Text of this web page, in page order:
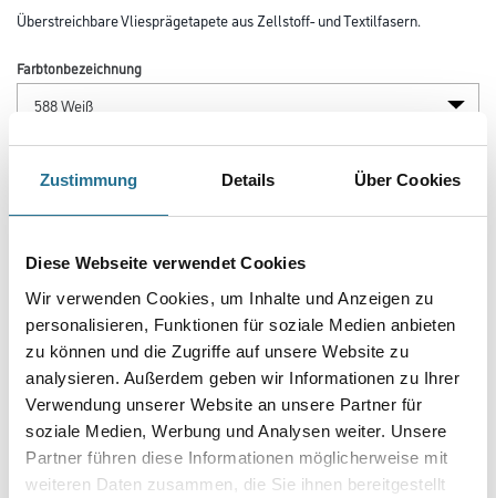
Zustimmung Details Über Cookies
Diese Webseite verwendet Cookies
Wir verwenden Cookies, um Inhalte und Anzeigen zu
personalisieren, Funktionen für soziale Medien anbieten
zu können und die Zugriffe auf unsere Website zu
analysieren. Außerdem geben wir Informationen zu Ihrer
Verwendung unserer Website an unsere Partner für
soziale Medien, Werbung und Analysen weiter. Unsere
Partner führen diese Informationen möglicherweise mit
weiteren Daten zusammen, die Sie ihnen bereitgestellt
Überstreichbare Vliesprägetapete aus Zellstoff- und Textilfasern.
Farbtonbezeichnung
Gebinde
Umrechnungsfaktoren